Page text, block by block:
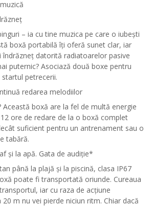
– ia cu tine muzica pe care o iubeşti
boxă portabilă îţi oferă sunet clar, iar
îndrăzneţ datorită radiatoarelor pasive
puternic? Asociază două boxe pentru
petrecerii.
redarea melodiilor
Această boxă are la fel de multă energie
ore de redare de la o boxă complet
suficient pentru un antrenament sau o
tabără.
şi la apă. Gata de audiţie*
până la plajă şi la piscină, clasa IP67
poate fi transportată oriunde. Cureaua
iar cu raza de acţiune
m nu vei pierde niciun ritm. Chiar dacă